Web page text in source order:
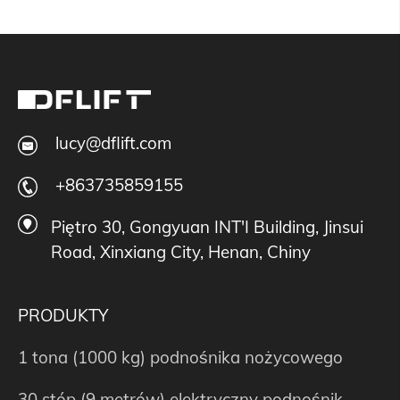
lucy@dflift.com
+863735859155
Piętro 30, Gongyuan INT'I Building, Jinsui
Road, Xinxiang City, Henan, Chiny
PRODUKTY
1 tona (1000 kg) podnośnika nożycowego